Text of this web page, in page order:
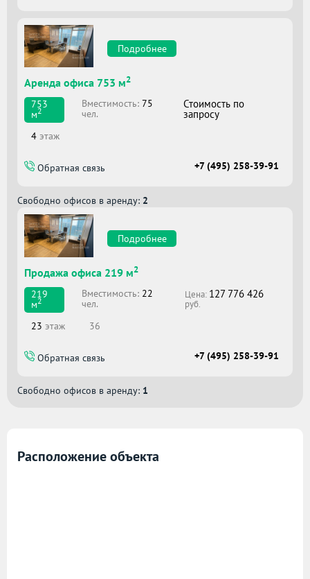
Подробнее
Аренда офиса 753 м2
753
м2
Вместимоcть: 75
чел.
Стоимость по
запросу
4 этаж
Обратная связь +7 (495) 258-39-91
Свободно офисов в аренду: 2
Подробнее
Продажа офиса 219 м2
219
м2
Вместимоcть: 22
чел.
Цена: 127 776 426
руб.
23 этаж 36
Обратная связь +7 (495) 258-39-91
Свободно офисов в аренду: 1
Расположение объекта